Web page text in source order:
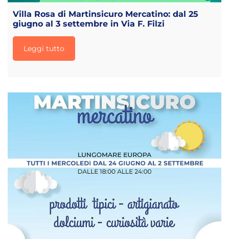
Villa Rosa di Martinsicuro Mercatino: dal 25
giugno al 3 settembre in Via F. Filzi
Leggi tutto